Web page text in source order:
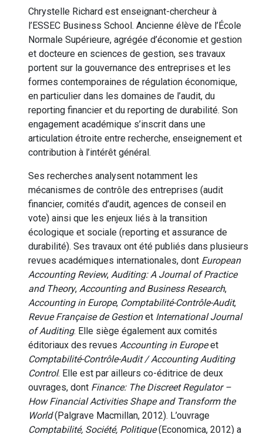
Chrystelle Richard est enseignant-chercheur à
l’ESSEC Business School . Ancienne élève de l’École
Normale Supérieure, agrégée d’économie et gestion
et docteure en sciences de gestion, ses travaux
portent sur la gouvernance des entreprises et les
formes contemporaines de régulation économique,
en particulier dans les domaines de l’audit, du
reporting financier et du reporting de durabilité. Son
engagement académique s’inscrit dans une
articulation étroite entre recherche, enseignement et
contribution à l’intérêt général.
Ses recherches analysent notamment les
mécanismes de contrôle des entreprises (audit
financier, comités d’audit, agences de conseil en
vote) ainsi que les enjeux liés à la transition
écologique et sociale (reporting et assurance de
durabilité). Ses travaux ont été publiés dans plusieurs
revues académiques internationales, dont European
Accounting Review, Auditing: A Journal of Practice
and Theory, Accounting and Business Research,
Accounting in Europe, Comptabilité-Contrôle-Audit,
Revue Française de Gestionet International Journal
of Auditing. Elle siège également aux comités
éditoriaux des revues Accounting in Europeet
Comptabilité-Contrôle-Audit / Accounting Auditing
Control. Elle est par ailleurs co-éditrice de deux
ouvrages, dont Finance: The Discreet Regulator –
How Financial Activities Shape and Transform the
World(Palgrave Macmillan, 2012). L’ouvrage
Comptabilité, Société, Politique(Economica, 2012) a